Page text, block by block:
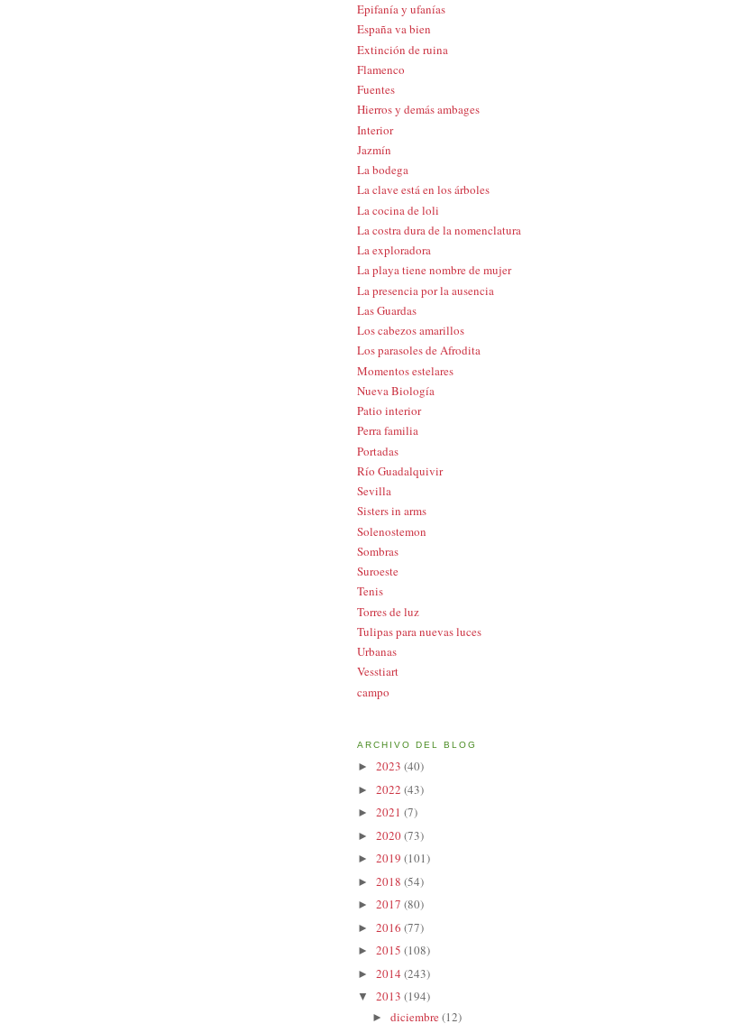
Epifanía y ufanías
España va bien
Extinción de ruina
Flamenco
Fuentes
Hierros y demás ambages
Interior
Jazmín
La bodega
La clave está en los árboles
La cocina de loli
La costra dura de la nomenclatura
La exploradora
La playa tiene nombre de mujer
La presencia por la ausencia
Las Guardas
Los cabezos amarillos
Los parasoles de Afrodita
Momentos estelares
Nueva Biología
Patio interior
Perra familia
Portadas
Río Guadalquivir
Sevilla
Sisters in arms
Solenostemon
Sombras
Suroeste
Tenis
Torres de luz
Tulipas para nuevas luces
Urbanas
Vesstiart
campo
ARCHIVO DEL BLOG
► 2023 (40)
► 2022 (43)
► 2021 (7)
► 2020(73)
► 2019 (101)
► 2018 (54)
► 2017 (80)
► 2016 (77)
► 2015 (108)
► 2014 (243)
▼ 2013 (194)
► diciembre(12)